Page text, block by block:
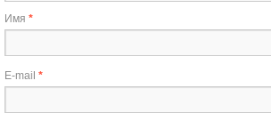
Имя *
E-mail *